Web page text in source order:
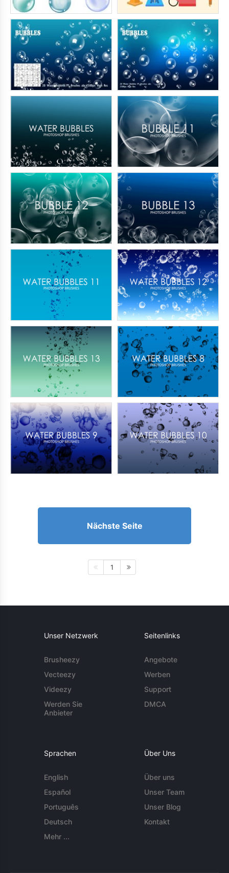
Nächste Seite
1
Unser Netzwerk
Brusheezy
Vecteezy
Videezy
Werden Sie
Anbieter
Seitenlinks
Angebote
Werben
Support
DMCA
Sprachen
English
Español
Português
Deutsch
Mehr ...
Über Uns
Über uns
Unser Team
Unser Blog
Kontakt